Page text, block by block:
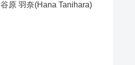
谷原 羽奈(Hana Tanihara)